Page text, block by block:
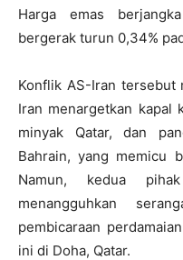
Harga emas
bergerak turun 0,34%
Konflik AS-Iran tersebut
Iran menargetkan kapal
minyak Qatar, dan
Bahrain, yang memicu
Namun, kedua
menangguhkan
pembicaraan
ini di Doha, Qatar.